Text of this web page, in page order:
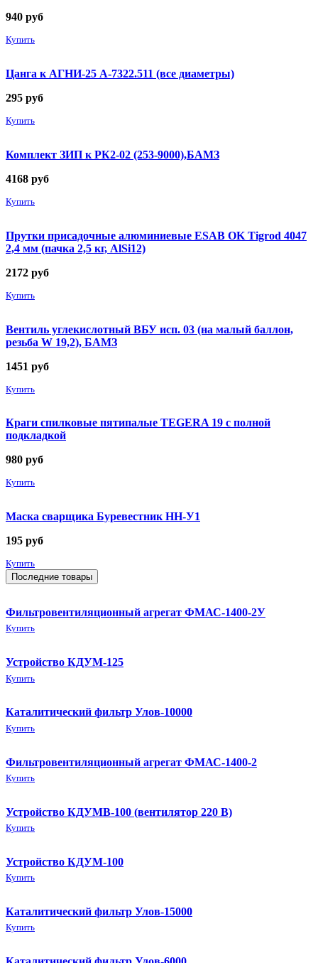
940 руб
Купить
Цанга к АГНИ-25 А-7322.511 (все диаметры)
295 руб
Купить
Комплект ЗИП к РК2-02 (253-9000),БАМЗ
4168 руб
Купить
Прутки присадочные алюминиевые ESAB OK Tigrod 4047
2,4 мм (пачка 2,5 кг, AlSi12)
2172 руб
Купить
Вентиль углекислотный ВБУ исп. 03 (на малый баллон,
резьба W 19,2), БАМЗ
1451 руб
Купить
Краги спилковые пятипалые TEGERA 19 с полной
подкладкой
980 руб
Купить
Маска сварщика Буревестник НН-У1
195 руб
Купить
Последние товары
Фильтровентиляционный агрегат ФМАС-1400-2У
Купить
Устройство КДУМ-125
Купить
Каталитический фильтр Улов-10000
Купить
Фильтровентиляционный агрегат ФМАС-1400-2
Купить
Устройство КДУМВ-100 (вентилятор 220 В)
Купить
Устройство КДУМ-100
Купить
Каталитический фильтр Улов-15000
Купить